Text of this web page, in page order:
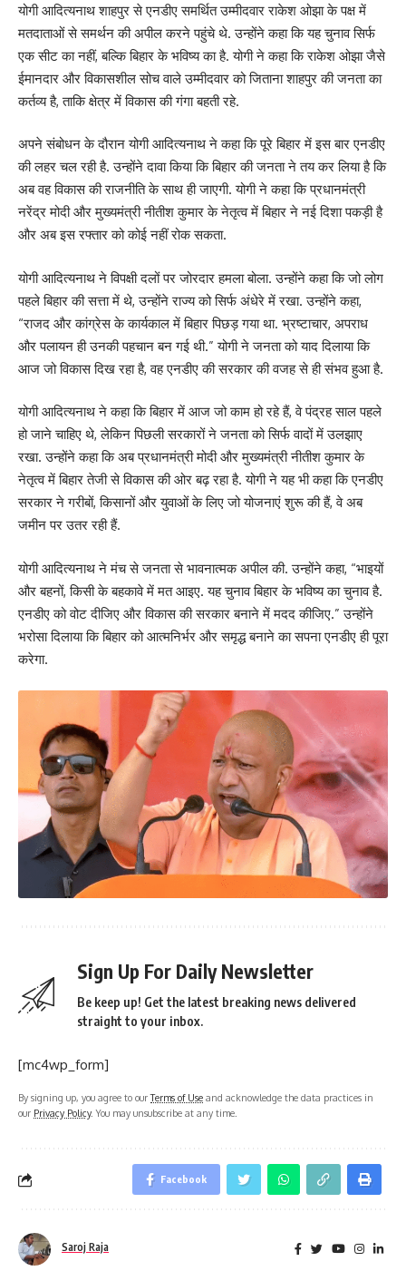
योगी आदित्यनाथ शाहपुर से एनडीए समर्थित उम्मीदवार राकेश ओझा के पक्ष में
मतदाताओं से समर्थन की अपील करने पहुंचे थे. उन्होंने कहा कि यह चुनाव सिर्फ
एक सीट का नहीं, बल्कि बिहार के भविष्य का है. योगी ने कहा कि राकेश ओझा जैसे
ईमानदार और विकासशील सोच वाले उम्मीदवार को जिताना शाहपुर की जनता का
कर्तव्य है, ताकि क्षेत्र में विकास की गंगा बहती रहे.
अपने संबोधन के दौरान योगी आदित्यनाथ ने कहा कि पूरे बिहार में इस बार एनडीए
की लहर चल रही है. उन्होंने दावा किया कि बिहार की जनता ने तय कर लिया है कि
अब वह विकास की राजनीति के साथ ही जाएगी. योगी ने कहा कि प्रधानमंत्री
नरेंद्र मोदी और मुख्यमंत्री नीतीश कुमार के नेतृत्व में बिहार ने नई दिशा पकड़ी है
और अब इस रफ्तार को कोई नहीं रोक सकता.
योगी आदित्यनाथ ने विपक्षी दलों पर जोरदार हमला बोला. उन्होंने कहा कि जो लोग
पहले बिहार की सत्ता में थे, उन्होंने राज्य को सिर्फ अंधेरे में रखा. उन्होंने कहा,
“राजद और कांग्रेस के कार्यकाल में बिहार पिछड़ गया था. भ्रष्टाचार, अपराध
और पलायन ही उनकी पहचान बन गई थी.” योगी ने जनता को याद दिलाया कि
आज जो विकास दिख रहा है, वह एनडीए की सरकार की वजह से ही संभव हुआ है.
योगी आदित्यनाथ ने कहा कि बिहार में आज जो काम हो रहे हैं, वे पंद्रह साल पहले
हो जाने चाहिए थे, लेकिन पिछली सरकारों ने जनता को सिर्फ वादों में उलझाए
रखा. उन्होंने कहा कि अब प्रधानमंत्री मोदी और मुख्यमंत्री नीतीश कुमार के
नेतृत्व में बिहार तेजी से विकास की ओर बढ़ रहा है. योगी ने यह भी कहा कि एनडीए
सरकार ने गरीबों, किसानों और युवाओं के लिए जो योजनाएं शुरू की हैं, वे अब
जमीन पर उतर रही हैं.
योगी आदित्यनाथ ने मंच से जनता से भावनात्मक अपील की. उन्होंने कहा, “भाइयों
और बहनों, किसी के बहकावे में मत आइए. यह चुनाव बिहार के भविष्य का चुनाव है.
एनडीए को वोट दीजिए और विकास की सरकार बनाने में मदद कीजिए.” उन्होंने
भरोसा दिलाया कि बिहार को आत्मनिर्भर और समृद्ध बनाने का सपना एनडीए ही पूरा
करेगा.
Sign Up For Daily Newsletter
Be keep up! Get the latest breaking news delivered
straight to your inbox.
[mc4wp_form]
By signing up, you agree to ourTerms of Use and acknowledge the data practices in
our Privacy Policy. You may unsubscribe at any time.
Facebook
Saroj Raja